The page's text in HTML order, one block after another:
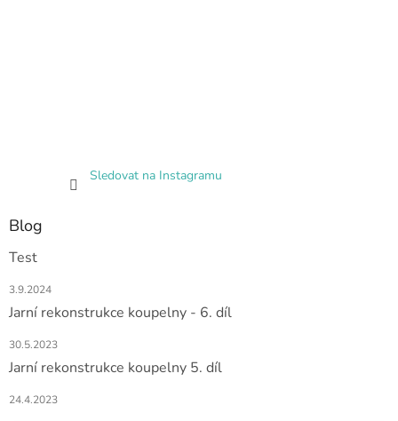
Sledovat na Instagramu
Blog
Test
3.9.2024
Jarní rekonstrukce koupelny - 6. díl
30.5.2023
Jarní rekonstrukce koupelny 5. díl
24.4.2023